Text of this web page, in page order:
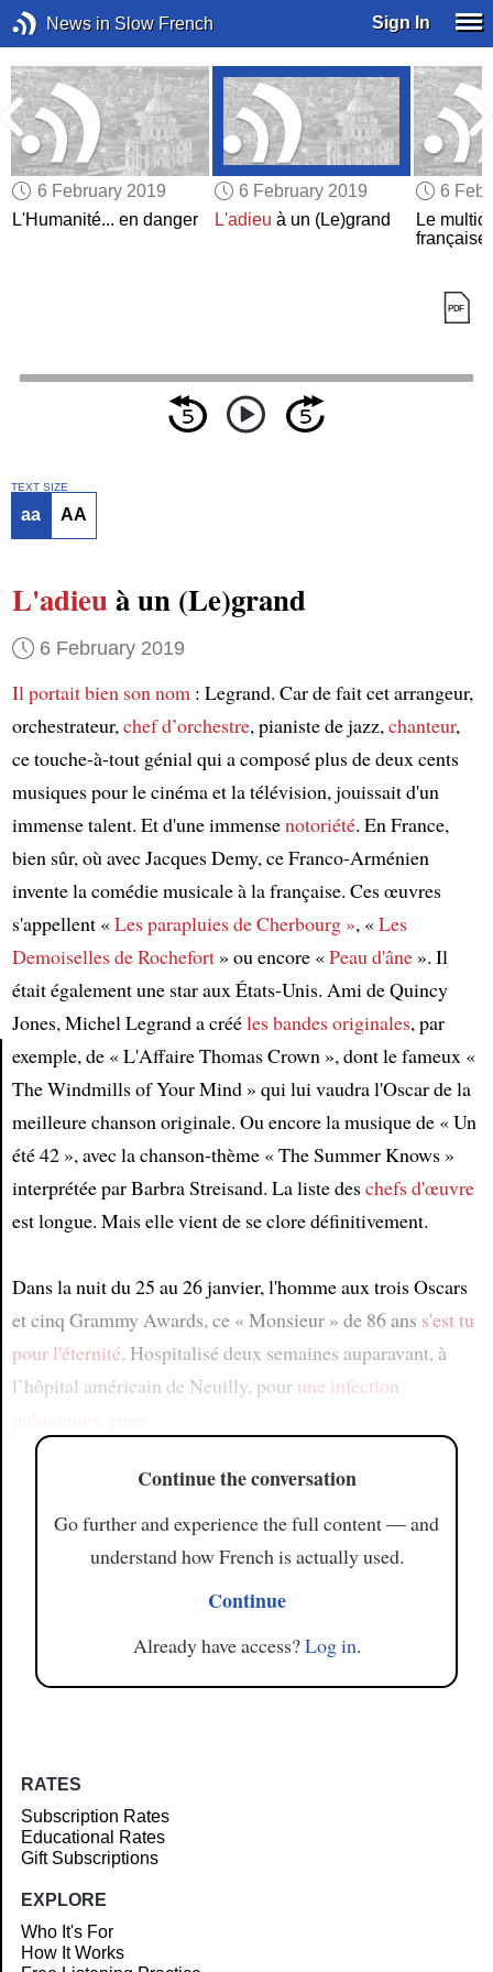
News in Slow French Sign In
6 February 2019
L'Humanité... en danger
6 February 2019
L'adieu à un (Le)grand
6
Le
TEXT SIZE
aa AA
L'adieuà un (Le)grand
6 February 2019
Il portait bien son nom: Legrand. Car de fait cet arrangeur,
orchestrateur,chef d’orchestre, pianiste de jazz,chanteur,
ce touche-à-tout génial qui a composé plus de deux cents
musiques pour le cinéma et la télévision, jouissait d'un
immense talent. Et d'une immensenotoriété. En France,
bien sûr, où avec Jacques Demy, ce Franco-Arménien
invente la comédie musicale à la française. Ces œuvres
s'appellent «Les parapluies de Cherbourg », «Les
Demoiselles de Rochefort» ou encore «Peau d'âne». Il
était également une star aux États-Unis. Ami de Quincy
Jones, Michel Legrand a crééles bandes originales, par
exemple, de « L'Affaire Thomas Crown », dont le fameux «
The Windmills of Your Mind » qui lui vaudra l'Oscar de la
meilleure chanson originale. Ou encore la musique de « Un
été 42 », avec la chanson-thème « The Summer Knows »
interprétée par Barbra Streisand. La liste deschefs d'œuvre
est longue. Mais elle vient de se clore définitivement.
Dans la nuit du 25 au 26 janvier, l'homme aux trois Oscars
et cinq Grammy Awards, ce « Monsieur » de 86 ans s'est tu
pour l'éternité. Hospitalisé deux semaines auparavant, à
l’hôpital américain de Neuilly, pour une infection
Continue the conversation
Go further and experience the full content — and
understand how French is actually used.
Continue
Already have access?Log in.
RATES
Subscription Rates
Educational Rates
Gift Subscriptions
EXPLORE
Who It's For
How It Works